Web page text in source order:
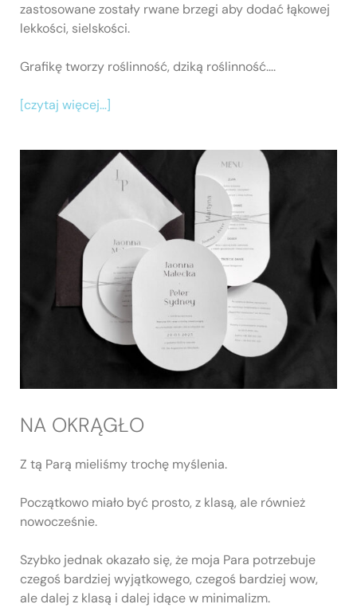
zastosowane zostały rwane brzegi aby dodać łąkowej
lekkości, sielskości.
Grafikę tworzy roślinność, dziką roślinność….
[czytaj więcej…]
NA OKRĄGŁO
Z tą Parą mieliśmy trochę myślenia.
Początkowo miało być prosto, z klasą, ale również
nowocześnie.
Szybko jednak okazało się, że moja Para potrzebuje
czegoś bardziej wyjątkowego, czegoś bardziej wow,
ale dalej z klasą i dalej idące w minimalizm.